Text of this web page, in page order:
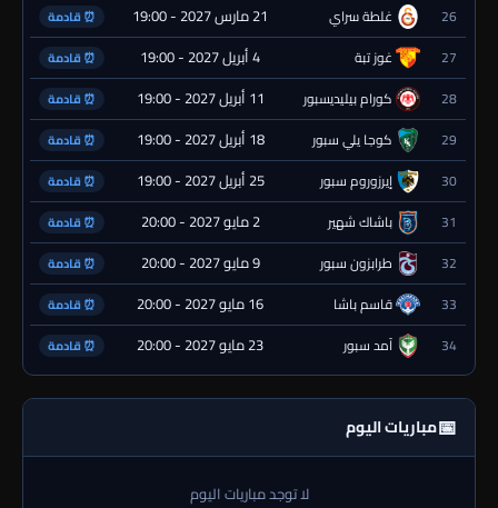
26 غلطة سراي 21 مارس 2027 - 19:00 ⏰ قادمة
27 غوز تبة 4 أبريل 2027 - 19:00 ⏰ قادمة
28 كورام بيليديسبور 11 أبريل 2027 - 19:00 ⏰ قادمة
29 كوجا يلي سبور 18 أبريل 2027 - 19:00 ⏰ قادمة
30 إيرزوروم سبور 25 أبريل 2027 - 19:00 ⏰ قادمة
31 باشاك شهير 2 مايو 2027 - 20:00 ⏰ قادمة
32 طرابزون سبور 9 مايو 2027 - 20:00 ⏰ قادمة
33 قاسم باشا 16 مايو 2027 - 20:00 ⏰ قادمة
34 آمد سبور 23 مايو 2027 - 20:00 ⏰ قادمة
📅مباريات اليوم
لا توجد مباريات اليوم